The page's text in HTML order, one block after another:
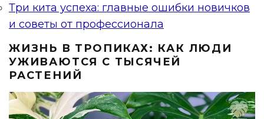
Три кита успеха: главные ошибки новичков
и советы от профессионала
ЖИЗНЬ В ТРОПИКАХ: КАК ЛЮДИ
УЖИВАЮТСЯ С ТЫСЯЧЕЙ
РАСТЕНИЙ